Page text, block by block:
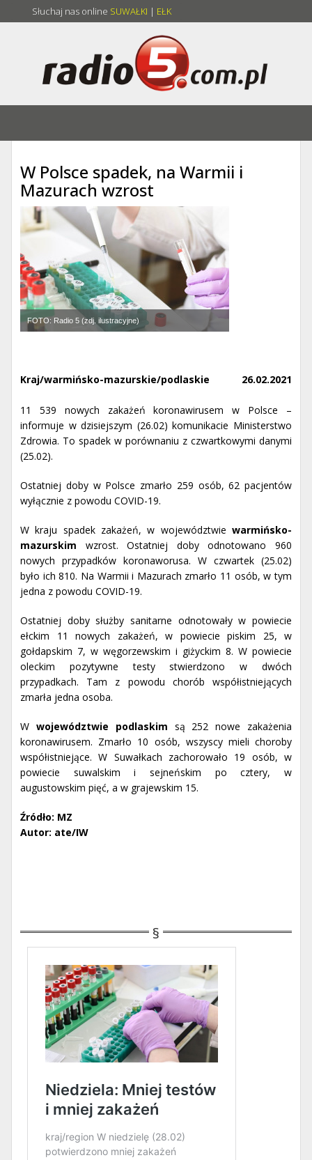
Słuchaj nas online SUWAŁKI | EŁK
W Polsce spadek, na Warmii i
Mazurach wzrost
FOTO: Radio 5 (zdj. ilustracyjne)
26.02.2021
Kraj/warmińsko-mazurskie/podlaskie
11 539 nowych zakażeń koronawirusem w Polsce –
informuje w dzisiejszym (26.02) komunikacie Ministerstwo
Zdrowia. To spadek w porównaniu z czwartkowymi danymi
(25.02).
Ostatniej doby w Polsce zmarło 259 osób, 62 pacjentów
wyłącznie z powodu COVID-19.
W kraju spadek zakażeń, w województwie warmińsko-
mazurskim wzrost. Ostatniej doby odnotowano 960
nowych przypadków koronaworusa. W czwartek (25.02)
było ich 810. Na Warmii i Mazurach zmarło 11 osób, w tym
jedna z powodu COVID-19.
Ostatniej doby służby sanitarne odnotowały w powiecie
ełckim 11 nowych zakażeń, w powiecie piskim 25, w
gołdapskim 7, w węgorzewskim i giżyckim 8. W powiecie
oleckim pozytywne testy stwierdzono w dwóch
przypadkach. Tam z powodu chorób współistniejących
zmarła jedna osoba.
W województwie podlaskim są 252 nowe zakażenia
koronawirusem. Zmarło 10 osób, wszyscy mieli choroby
współistniejące. W Suwałkach zachorowało 19 osób, w
powiecie suwalskim i sejneńskim po cztery, w
augustowskim pięć, a w grajewskim 15.
Źródło: MZ
Autor: ate/IW